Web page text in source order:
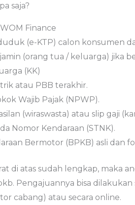
saja?
Finance
(e-KTP) calon konsumen
(orang tua / keluarga) jika
(KK)
atau PBB terakhir.
Wajib Pajak (NPWP).
(wiraswasta) atau slip gaji
Nomor Kendaraan (STNK).
Bermotor (BPKB) asli dan
di atas sudah lengkap, maka
Pengajuannya bisa dilakukan
cabang) atau secara online.